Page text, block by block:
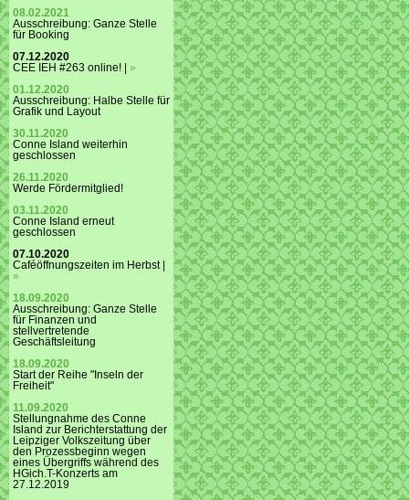
08.02.2021
Ausschreibung: Ganze Stelle
für Booking
07.12.2020
CEE IEH #263 online! | »
01.12.2020
Ausschreibung: Halbe Stelle für
Grafik und Layout
30.11.2020
Conne Island weiterhin
geschlossen
26.11.2020
Werde Fördermitglied!
03.11.2020
Conne Island erneut
geschlossen
07.10.2020
Caféöffnungszeiten im Herbst |
»
18.09.2020
Ausschreibung: Ganze Stelle
für Finanzen und
stellvertretende
Geschäftsleitung
18.09.2020
Start der Reihe "Inseln der
Freiheit"
11.09.2020
Stellungnahme des Conne
Island zur Berichterstattung der
Leipziger Volkszeitung über
den Prozessbeginn wegen
eines Übergriffs während des
HGich.T-Konzerts am
27.12.2019